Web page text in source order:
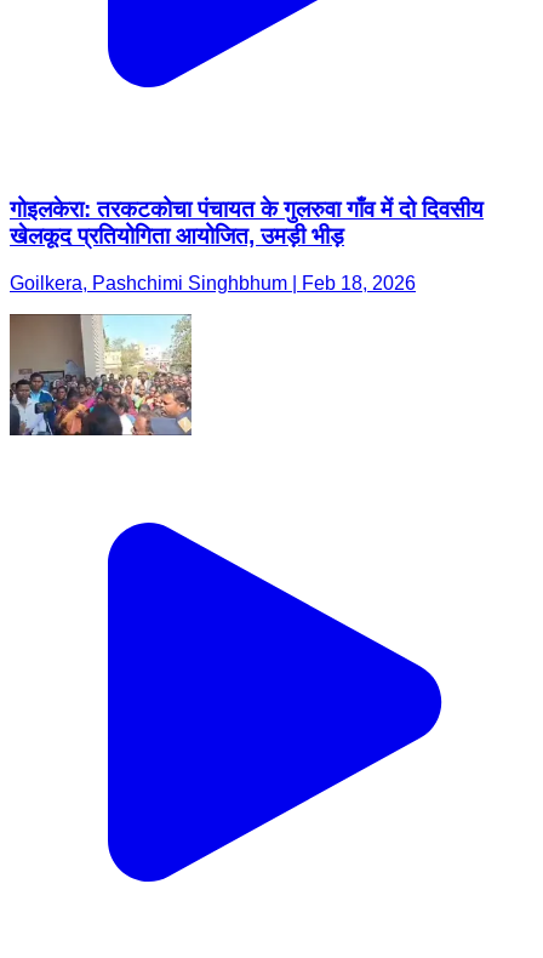
गोइलकेरा: तरकटकोचा पंचायत के गुलरुवा गाँव में दो दिवसीय
खेलकूद प्रतियोगिता आयोजित, उमड़ी भीड़
Goilkera, Pashchimi Singhbhum | Feb 18, 2026